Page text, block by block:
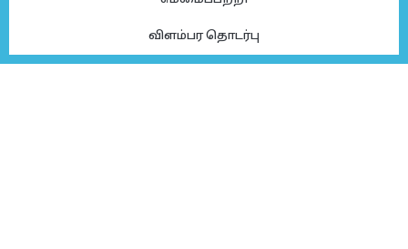
விளம்பர தொடர்பு